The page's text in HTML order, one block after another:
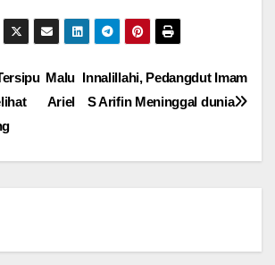
Innalillahi, Pedangdut Imam
S Arifin Meninggal dunia
Malu
Ariel